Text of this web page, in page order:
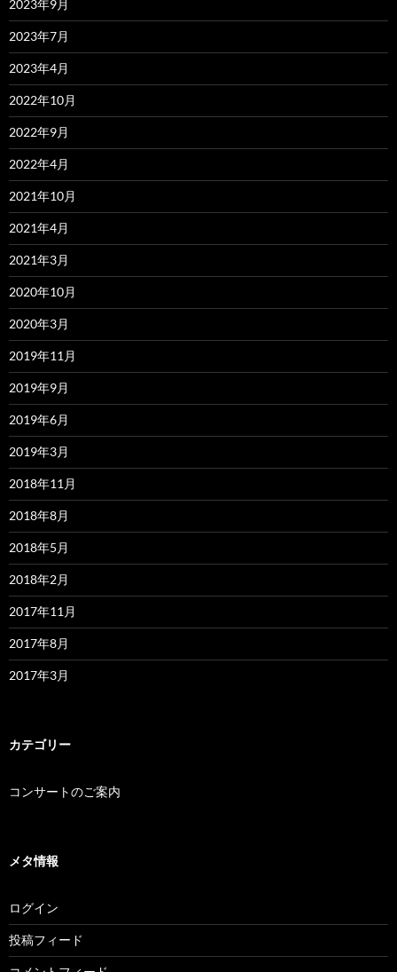
2023年9月
2023年7月
2023年4月
2022年10月
2022年9月
2022年4月
2021年10月
2021年4月
2021年3月
2020年10月
2020年3月
2019年11月
2019年9月
2019年6月
2019年3月
2018年11月
2018年8月
2018年5月
2018年2月
2017年11月
2017年8月
2017年3月
カテゴリー
コンサートのご案内
メタ情報
ログイン
投稿フィード